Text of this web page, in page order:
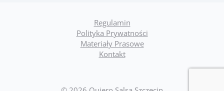
Regulamin
Polityka Prywatności
Materiały Prasowe
Kontakt